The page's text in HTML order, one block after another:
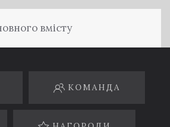
вмісту
КОМАНДА